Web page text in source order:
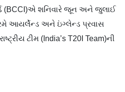
(BCCI)એ શનિવારે જૂન અને જુલાઈ
આયર્લેન્ડ અને ઇંગ્લેન્ડ પ્રવાસ
ટીમ (India’s T20I Team)ની